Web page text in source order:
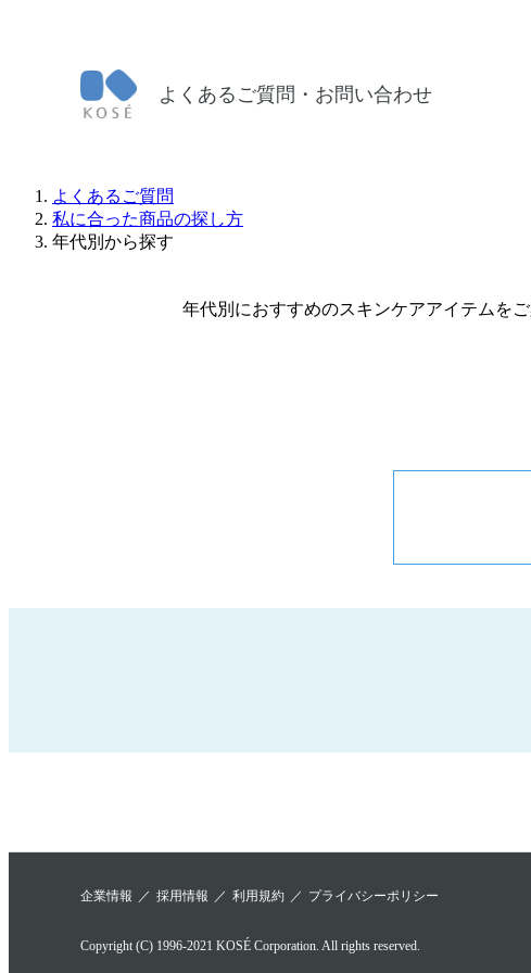
よくあるご質問・お問い合わせ
よくあるご質問
私に合った商品の探し方
年代別から探す
年代別におすすめのスキンケアアイテムをご
企業情報 採用情報 利用規約 プライバシーポリシー
Copyright (C) 1996-2021 KOSÉ Corporation. All rights reserved.